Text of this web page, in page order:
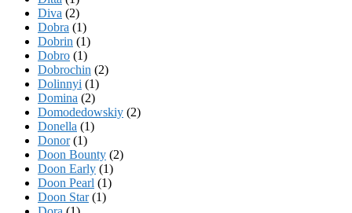
Diva (2)
Dobra (1)
Dobrin (1)
Dobro (1)
Dobrochin (2)
Dolinnyi (1)
Domina (2)
Domodedowskiy (2)
Donella (1)
Donor(1)
Doon Bounty (2)
Doon Early (1)
Doon Pearl (1)
Doon Star(1)